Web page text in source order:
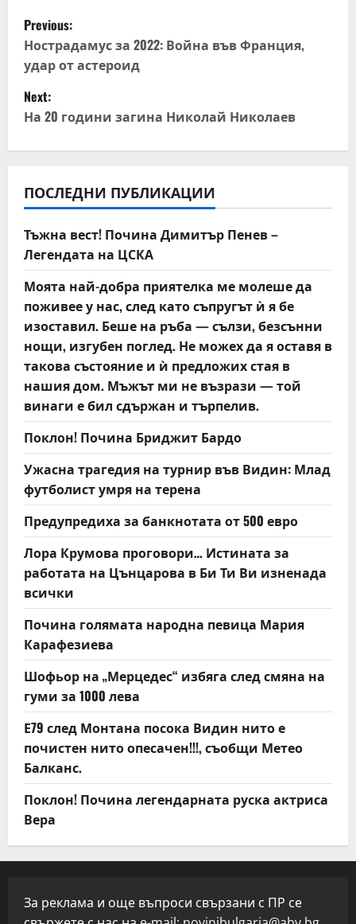
P
o
s
t
n
a
v
i
g
a
t
i
o
n
Previous:
Нострадамус за 2022: Война във Франция,
удар от астероид
Next:
На 20 години загина Николай Николаев
ПОСЛЕДНИ ПУБЛИКАЦИИ
Тъжна вест! Почина Димитър Пенев –
Легендата на ЦСКА
Моята най-добра приятелка ме молеше да
поживее у нас, след като съпругът ѝ я бе
изоставил. Беше на ръба — сълзи, безсънни
нощи, изгубен поглед. Не можех да я оставя в
такова състояние и ѝ предложих стая в
нашия дом. Мъжът ми не възрази — той
винаги е бил сдържан и търпелив.
Поклон! Почина Бриджит Бардо
Ужасна трагедия на турнир във Видин: Млад
футболист умря на терена
Предупредиха за банкнотата от 500 евро
Лора Крумова проговори… Истината за
работата на Цънцарова в Би Ти Ви изненада
всички
Почина голямата народна певица Мария
Карафезиева
Шофьор на „Мерцедес“ избяга след смяна на
гуми за 1000 лева
Е79 след Монтана посока Видин нито е
почистен нито опесачен!!!, съобщи Метео
Балканс.
Поклон! Почина легендарната руска актриса
Вера
За реклама и още въпроси свързани с ПР се